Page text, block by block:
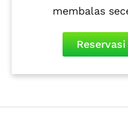
membalas